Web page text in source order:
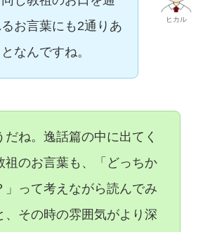
ヒカル
お言葉にも2通りあ
なんですね。
だね。逸話篇の中に出てく
祖のお言葉も、「どっちか
」って考えながら読んでみ
、その時の雰囲気がより深